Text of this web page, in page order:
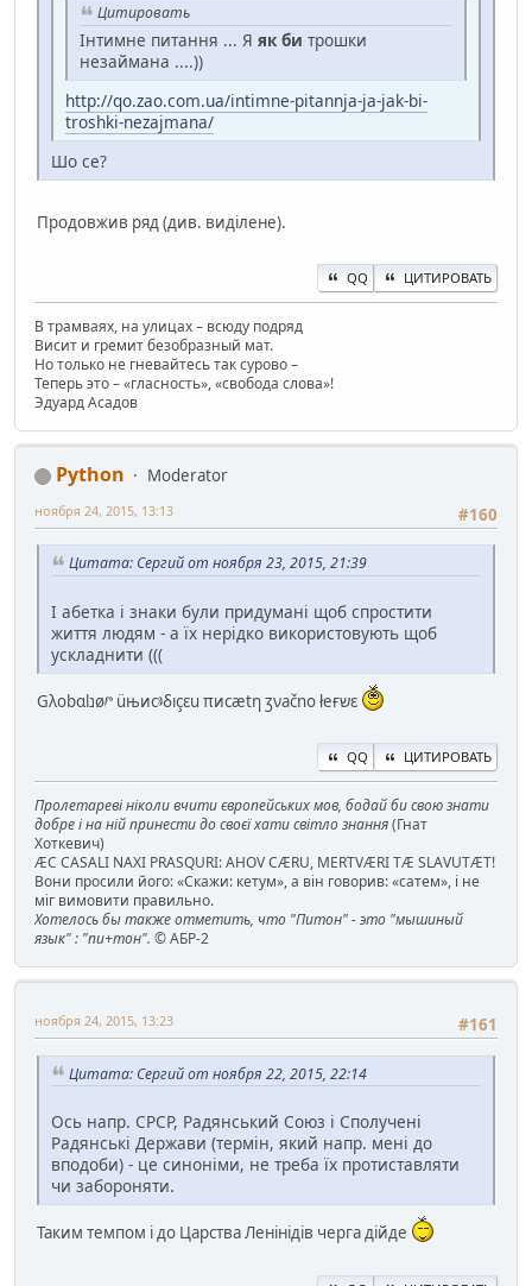
Цитировать
Інтимне питання ... Я як би трошки
незаймана ....))
http://qo.zao.com.ua/intimne-pitannja-ja-jak-bi-
troshki-nezajmana/
Шо се?
Продовжив ряд (див. виділене).
QQ ЦИТИРОВАТЬ
В трамваях, на улицах – всюду подряд
Висит и гремит безобразный мат.
Но только не гневайтесь так сурово –
Теперь это – «гласность», «свобода слова»!
Эдуард Асадов
Python
Moderator
#160
ноября 24, 2015, 13:13
Цитата: Сергий от ноября 23, 2015, 21:39
І абетка і знаки були придумані щоб спростити
життя людям - а їх нерідко використовують щоб
ускладнити (((
Gλоbɑlנøⱓ üњиcⱁδıçεu πисætη ʒνаčno łeғשε
QQ ЦИТИРОВАТЬ
Пролетареві ніколи вчити європейських мов, бодай би свою знати
добре і на ній принести до своєї хати світло знання(Гнат
Хоткевич)
ÆC CASALI NAXI PRASQURI: AHOV CÆRU, MERTVÆRI TÆ SLAVUTÆT!
Вони просили його: «Скажи: кетум», а він говорив: «сатем», і не
міг вимовити правильно.
Хотелось бы также отметить, что "Питон" - это "мышиный
язык" : "пи+тон". © АБР-2
#161
ноября 24, 2015, 13:23
Цитата: Сергий от ноября 22, 2015, 22:14
Ось напр. СРСР, Радянський Союз і Сполучені
Радянські Держави (термін, який напр. мені до
вподоби) - це синоніми, не треба їх протиставляти
чи забороняти.
Таким темпом і до Царства Ленінідів черга дійде